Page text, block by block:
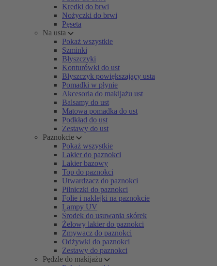
Kredki do brwi
Nożyczki do brwi
Pęseta
Na usta
Pokaż wszystkie
Szminki
Błyszczyki
Konturówki do ust
Błyszczyk powiększający usta
Pomadki w płynie
Akcesoria do makijażu ust
Balsamy do ust
Matowa pomadka do ust
Podkład do ust
Zestawy do ust
Paznokcie
Pokaż wszystkie
Lakier do paznokci
Lakier bazowy
Top do paznokci
Utwardzacz do paznokci
Pilniczki do paznokci
Folie i naklejki na paznokcie
Lampy UV
Środek do usuwania skórek
Żelowy lakier do paznokci
Zmywacz do paznokci
Odżywki do paznokci
Zestawy do paznokci
Pędzle do makijażu